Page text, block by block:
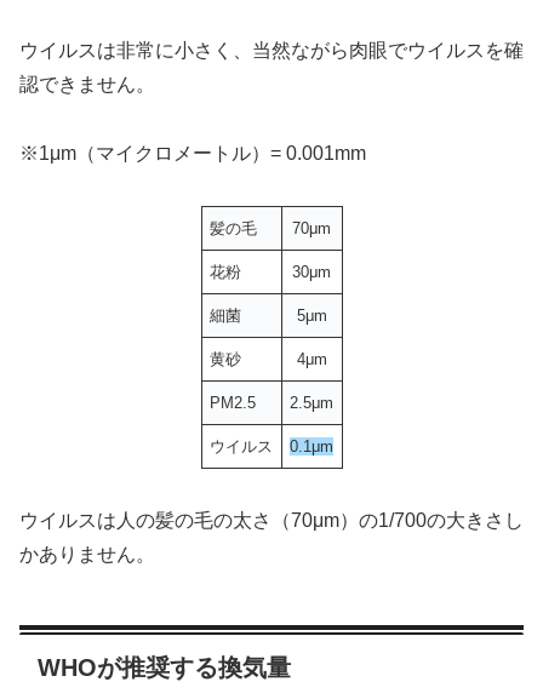
ウイルスは非常に小さく、当然ながら肉眼でウイルスを確
認できません。
※1μm（マイクロメートル）= 0.001mm
髪の毛 70μm
花粉 30μm
細菌 5μm
黄砂 4μm
PM2.5 2.5μm
ウイルス 0.1μm
ウイルスは人の髪の毛の太さ（70μm）の1/700の大きさし
かありません。
WHOが推奨する換気量